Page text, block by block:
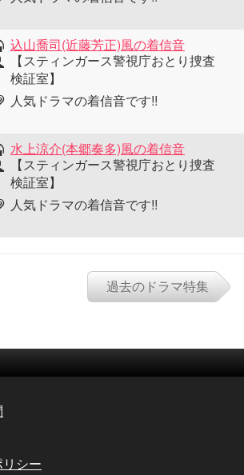
込山喬司(近藤芳正)風の着信音
【スティンガース警視庁おとり捜査
検証室】
人気ドラマの着信音です!!
水上涼介(本郷奏多)風の着信音
【スティンガース警視庁おとり捜査
検証室】
人気ドラマの着信音です!!
過去のドラマ特集
シー